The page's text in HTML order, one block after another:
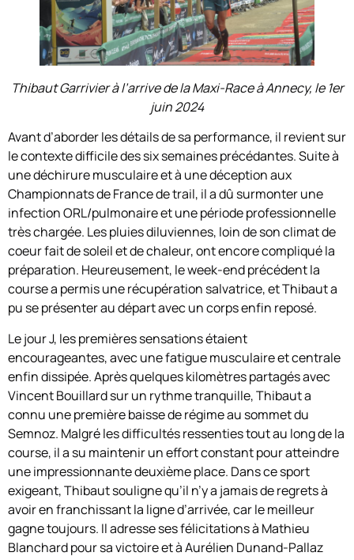
Thibaut Garrivier à l’arrive de la Maxi-Race à Annecy, le 1er
juin 2024
Avant d’aborder les détails de sa performance, il revient sur
le contexte difficile des six semaines précédantes. Suite à
une déchirure musculaire et à une déception aux
Championnats de France de trail, il a dû surmonter une
infection ORL/pulmonaire et une période professionnelle
très chargée. Les pluies diluviennes, loin de son climat de
coeur fait de soleil et de chaleur, ont encore compliqué la
préparation. Heureusement, le week-end précédent la
course a permis une récupération salvatrice, et Thibaut a
pu se présenter au départ avec un corps enfin reposé.
Le jour J, les premières sensations étaient
encourageantes, avec une fatigue musculaire et centrale
enfin dissipée. Après quelques kilomètres partagés avec
Vincent Bouillard sur un rythme tranquille, Thibaut a
connu une première baisse de régime au sommet du
Semnoz. Malgré les difficultés ressenties tout au long de la
course, il a su maintenir un effort constant pour atteindre
une impressionnante deuxième place. Dans ce sport
exigeant, Thibaut souligne qu’il n’y a jamais de regrets à
avoir en franchissant la ligne d’arrivée, car le meilleur
gagne toujours. Il adresse ses félicitations à Mathieu
Blanchard pour sa victoire et à Aurélien Dunand-Pallaz